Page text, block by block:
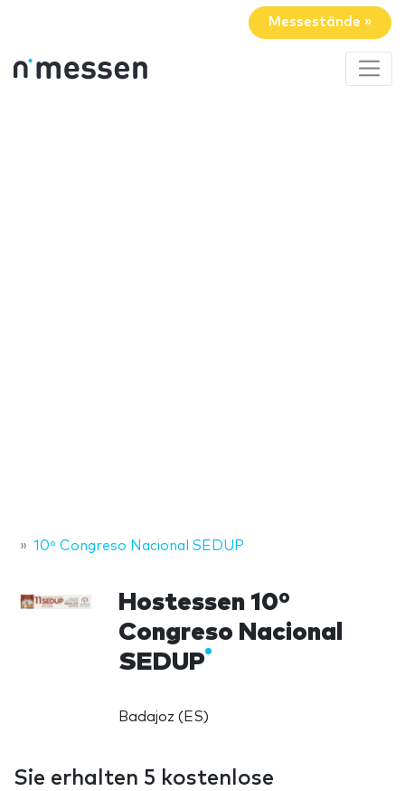
Messestände »
10º Congreso Nacional SEDUP
Hostessen 10º
Congreso Nacional
SEDUP
Badajoz (ES)
Sie erhalten 5 kostenlose